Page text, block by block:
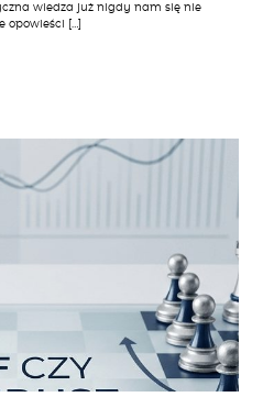
wiedza już nigdy nam się nie
opowieści […]